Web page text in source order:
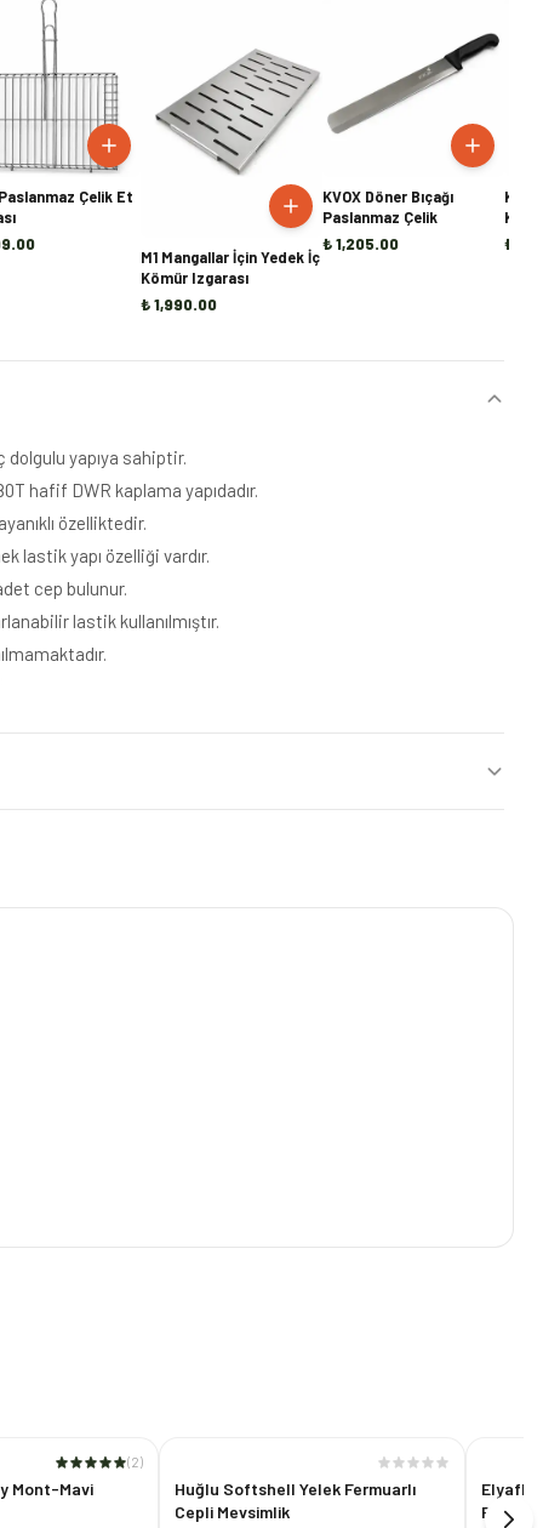
Çelik Et
M1 Mangallar İçin Yedek İç
Kömür Izgarası
₺ 1,990.00
KVOX Döner Bıçağı
Paslanmaz Çelik
₺ 1,205.00
₺
yapıya sahiptir.
hafif DWR kaplama yapıdadır.
özelliktedir.
lastik yapı özelliği vardır.
cep bulunur.
lastik kullanılmıştır.
(2)
Mont-Mavi
Huğlu Softshell Yelek Fermuarlı
Cepli Mevsimlik
Elyaflı
Rüzgar